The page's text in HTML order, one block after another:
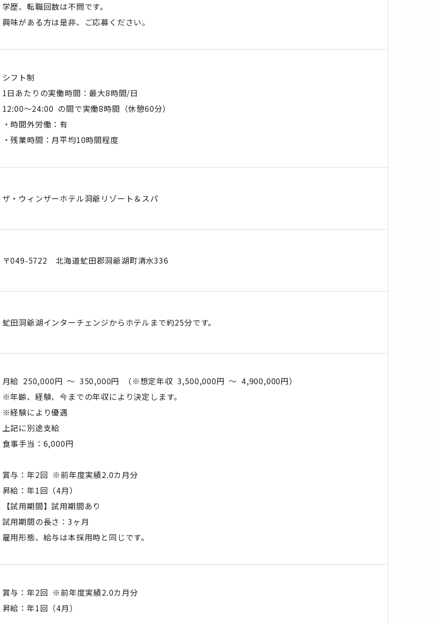
学歴、転職回数は不問です。
興味がある方は是非、ご応募ください。
シフト制
1日あたりの実働時間：最大8時間/日
12:00～24:00 の間で実働8時間（休憩60分）
・時間外労働：有
・残業時間：月平均10時間程度
ザ・ウィンザーホテル洞爺リゾート＆スパ
〒049-5722 北海道虻田郡洞爺湖町清水336
虻田洞爺湖インターチェンジからホテルまで約25分です。
月給 250,000円 ～ 350,000円 （※想定年収 3,500,000円 ～ 4,900,000円）
※年齢、経験、今までの年収により決定します。
※経験により優遇
上記に別途支給
食事手当：6,000円
賞与：年2回 ※前年度実績2.0カ月分
昇給：年1回（4月）
【試用期間】試用期間あり
試用期間の長さ：3ヶ月
雇用形態、給与は本採用時と同じです。
賞与：年2回 ※前年度実績2.0カ月分
昇給：年1回（4月）